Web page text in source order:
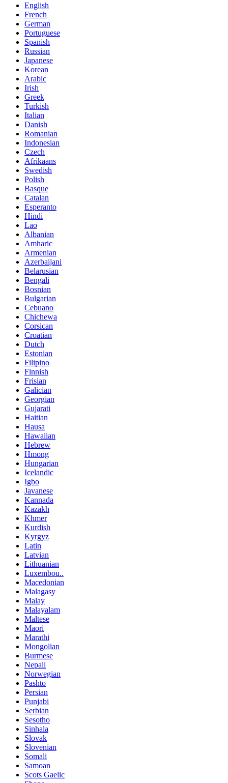
English
French
German
Portuguese
Spanish
Russian
Japanese
Korean
Arabic
Irish
Greek
Turkish
Italian
Danish
Romanian
Indonesian
Czech
Afrikaans
Swedish
Polish
Basque
Catalan
Esperanto
Hindi
Lao
Albanian
Amharic
Armenian
Azerbaijani
Belarusian
Bengali
Bosnian
Bulgarian
Cebuano
Chichewa
Corsican
Croatian
Dutch
Estonian
Filipino
Finnish
Frisian
Galician
Georgian
Gujarati
Haitian
Hausa
Hawaiian
Hebrew
Hmong
Hungarian
Icelandic
Igbo
Javanese
Kannada
Kazakh
Khmer
Kurdish
Kyrgyz
Latin
Latvian
Lithuanian
Luxembou..
Macedonian
Malagasy
Malay
Malayalam
Maltese
Maori
Marathi
Mongolian
Burmese
Nepali
Norwegian
Pashto
Persian
Punjabi
Serbian
Sesotho
Sinhala
Slovak
Slovenian
Somali
Samoan
Scots Gaelic